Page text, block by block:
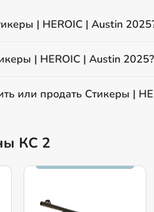
| HEROIC | Austin
| HEROIC | Austin 2025?
или продать Стикеры |
КС 2